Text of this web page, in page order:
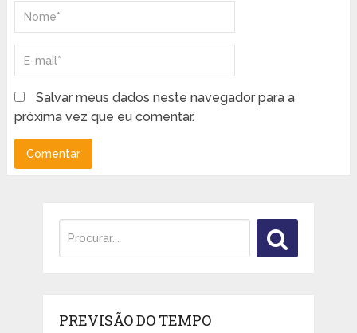
Salvar meus dados neste navegador para a
próxima vez que eu comentar.
PREVISÃO DO TEMPO